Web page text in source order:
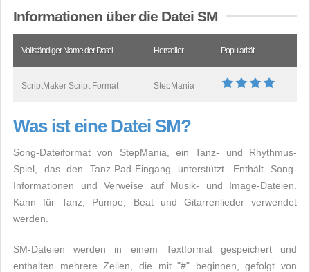
Informationen über die Datei SM
Vollständiger Name der Datei Hersteller Popularität
ScriptMaker Script Format StepMania
Was ist eine Datei SM?
Song-Dateiformat von StepMania, ein Tanz- und Rhythmus-
Spiel, das den Tanz-Pad-Eingang unterstützt. Enthält Song-
Informationen und Verweise auf Musik- und Image-Dateien.
Kann für Tanz, Pumpe, Beat und Gitarrenlieder verwendet
werden.
SM-Dateien werden in einem Textformat gespeichert und
enthalten mehrere Zeilen, die mit "#" beginnen, gefolgt von